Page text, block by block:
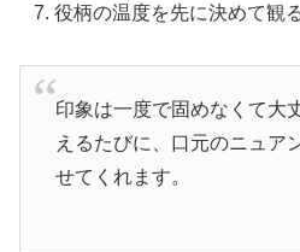
役柄の温度を先に決めて観
印象は一度で固めなくて大
えるたびに、口元のニュア
せてくれます。